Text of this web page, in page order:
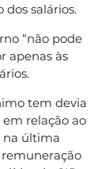
salários.
“não pode
apenas às
tem devia
relação ao
na última